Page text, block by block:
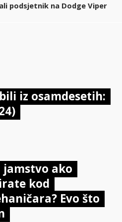
podsjetnik na Dodge Viper
iz osamdesetih:
ako
kod
Evo što